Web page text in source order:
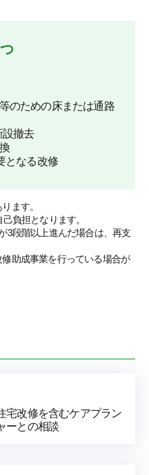
のための床または通路
撤去
となる改修
ます。
負担となります。
3段階以上進んだ場合は、再支
助成事業を行っている場合が
宅改修を含むケアプラン
ーとの相談